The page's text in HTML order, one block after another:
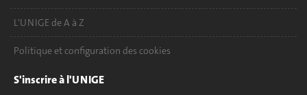
L'UNIGE de A à Z
Politique et configuration des cookies
S'inscrire à l'UNIGE